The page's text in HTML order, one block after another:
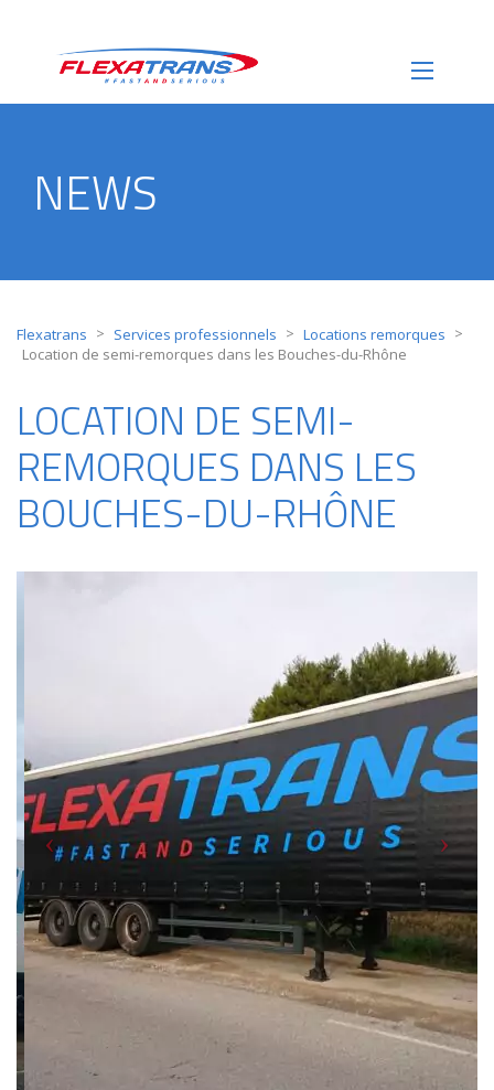
NEWS
Flexatrans > Services professionnels > Locations remorques >
Location de semi-remorques dans les Bouches-du-Rhône
LOCATION DE SEMI-
REMORQUES DANS LES
BOUCHES-DU-RHÔNE